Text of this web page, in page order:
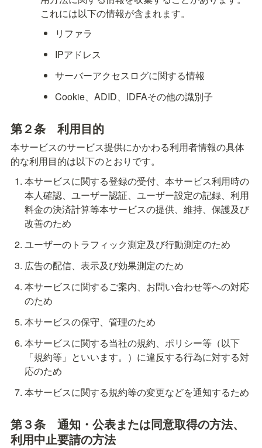
これには以下の情報が含まれます。
リファラ
IPアドレス
サーバーアクセスログに関する情報
Cookie、ADID、IDFAその他の識別子
第２条 利用目的
本サービスのサービス提供にかかわる利用者情報の具体
的な利用目的は以下のとおりです。
本サービスに関する登録の受付、本サービス利用時の
本人確認、ユーザー認証、ユーザー設定の記録、利用
料金の決済計算等本サービスの提供、維持、保護及び
改善のため
ユーザーのトラフィック測定及び行動測定のため
広告の配信、表示及び効果測定のため
本サービスに関するご案内、お問い合わせ等への対応
のため
本サービスの保守、管理のため
本サービスに関する当社の規約、ポリシー等（以下
「規約等」といいます。）に違反する行為に対する対
応のため
本サービスに関する規約等の変更などを通知するため
第３条 通知・公表または同意取得の方法、
利用中止要請の方法